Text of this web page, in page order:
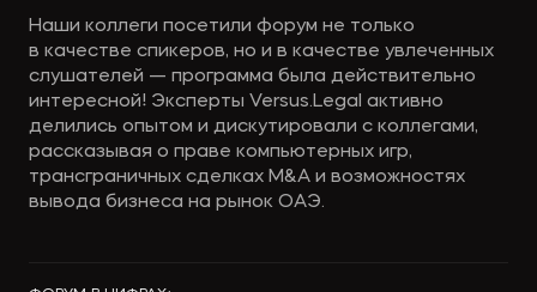
Наши коллеги посетили форум не только
в качестве спикеров, но и в качестве увлеченных
слушателей — программа была действительно
интересной! Эксперты Versus.Legal активно
делились опытом и дискутировали с коллегами,
рассказывая о праве компьютерных игр,
трансграничных сделках M&A и возможностях
вывода бизнеса на рынок ОАЭ.